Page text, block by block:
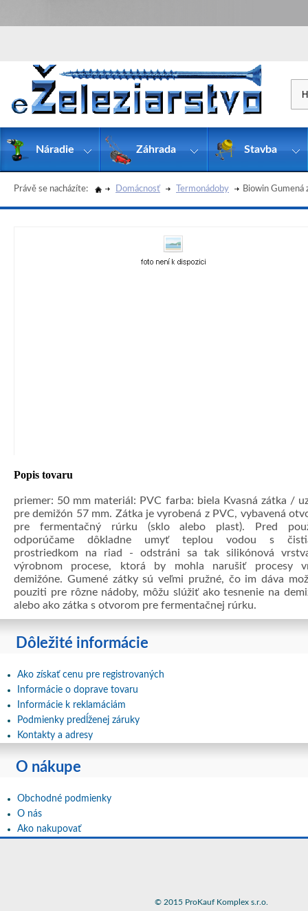
Právě se nacházíte: Domácnosť Termonádoby Biowin Gumená
Popis tovaru
priemer: 50 mm materiál: PVC farba: biela Kvasná zátka /
pre demižón 57 mm. Zátka je vyrobená z PVC, vybavená
pre fermentačný rúrku (sklo alebo plast). Pred
odporúčame dôkladne umyť teplou vodou s
prostriedkom na riad - odstráni sa tak silikónová
výrobnom procese, ktorá by mohla narušiť procesy
demižóne. Gumené zátky sú veľmi pružné, čo im dáva
pouziti pre rôzne nádoby, môžu slúžiť ako tesnenie na
alebo ako zátka s otvorom pre fermentačnej rúrku.
Dôležité informácie
Ako získať cenu pre registrovaných
Informácie o doprave tovaru
Informácie k reklamáciám
Podmienky predĺženej záruky
Kontakty a adresy
O nákupe
Obchodné podmienky
O nás
Ako nakupovať
Náradie Záhrada Stavba
© 2015 ProKauf Komplex s.r.o.